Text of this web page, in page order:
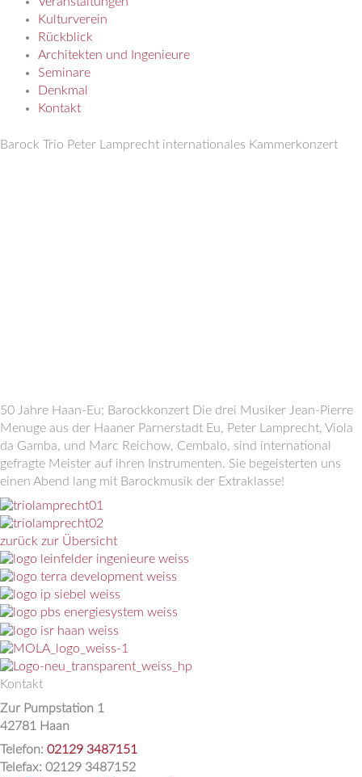
Kulturverein
Rückblick
Architekten und Ingenieure
Seminare
Denkmal
Kontakt
Barock Trio Peter Lamprecht internationales Kammerkonzert
50 Jahre Haan-Eu; Barockkonzert Die drei Musiker Jean-Pierre
Menuge aus der Haaner Parnerstadt Eu, Peter Lamprecht, Viola
da Gamba, und Marc Reichow, Cembalo, sind international
gefragte Meister auf ihren Instrumenten. Sie begeisterten uns
einen Abend lang mit Barockmusik der Extraklasse!
zurück zur Übersicht
Kontakt
Zur Pumpstation 1
42781 Haan
Telefon: 02129 3487151
Telefax: 02129 3487152